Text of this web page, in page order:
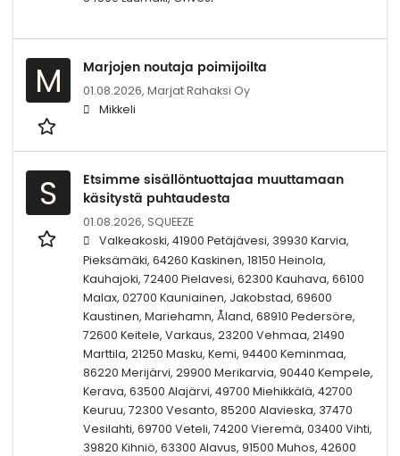
M Marjojen noutaja poimijoilta
01.08.2026, Marjat Rahaksi Oy
Mikkeli
S
Etsimme sisällöntuottajaa muuttamaan
käsitystä puhtaudesta
01.08.2026, SQUEEZE
Valkeakoski, 41900 Petäjävesi, 39930 Karvia,
Pieksämäki, 64260 Kaskinen, 18150 Heinola,
Kauhajoki, 72400 Pielavesi, 62300 Kauhava, 66100
Malax, 02700 Kauniainen, Jakobstad, 69600
Kaustinen, Mariehamn, Åland, 68910 Pedersöre,
72600 Keitele, Varkaus, 23200 Vehmaa, 21490
Marttila, 21250 Masku, Kemi, 94400 Keminmaa,
86220 Merijärvi, 29900 Merikarvia, 90440 Kempele,
Kerava, 63500 Alajärvi, 49700 Miehikkälä, 42700
Keuruu, 72300 Vesanto, 85200 Alavieska, 37470
Vesilahti, 69700 Veteli, 74200 Vieremä, 03400 Vihti,
39820 Kihniö, 63300 Alavus, 91500 Muhos, 42600